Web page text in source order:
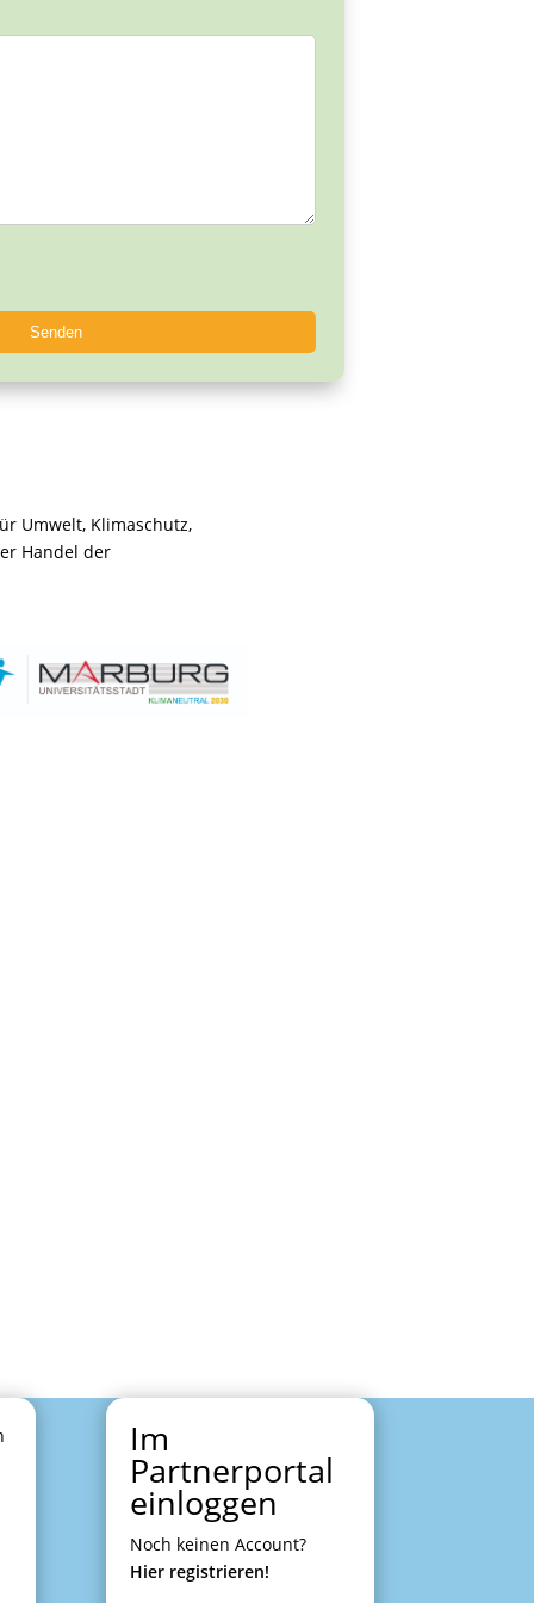
Umwelt, Klimaschutz,
Handel der
Im
Partnerportal
einloggen
Noch keinen Account?
Hier registrieren!